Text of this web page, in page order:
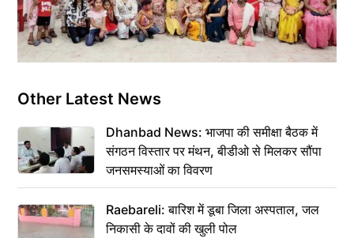
Other Latest News
Dhanbad News: भाजपा की समीक्षा बैठक में
संगठन विस्तार पर मंथन, बीडीओ से मिलकर सौंपा
जनसमस्याओं का विवरण
Raebareli: बारिश में डूबा जिला अस्पताल, जल
निकासी के दावों की खुली पोल